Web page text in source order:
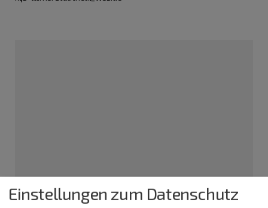
KLJB Laimerstadt/Ried
Einstellungen zum Datenschutz